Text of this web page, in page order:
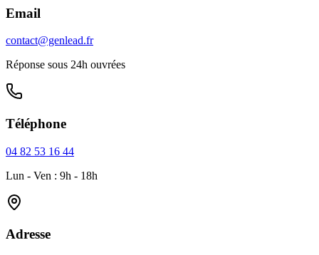
Email
contact@genlead.fr
Réponse sous 24h ouvrées
Téléphone
04 82 53 16 44
Lun - Ven : 9h - 18h
Adresse